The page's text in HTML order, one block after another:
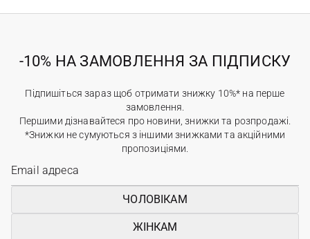
-10% НА ЗАМОВЛЕННЯ ЗА ПІДПИСКУ
Підпишіться зараз щоб отримати знижку 10%* на перше
замовлення.
Першими дізнавайтеся про новини, знижки та розпродажі.
*Знижки не сумуються з іншими знижками та акційними
пропозиціями.
ЧОЛОВІКАМ
ЖІНКАМ